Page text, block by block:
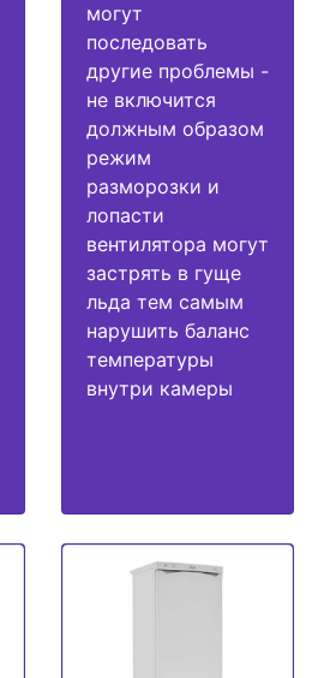
могут
последовать
другие проблемы -
не включится
должным образом
режим
разморозки и
лопасти
вентилятора могут
застрять в гуще
льда тем самым
нарушить баланс
температуры
внутри камеры